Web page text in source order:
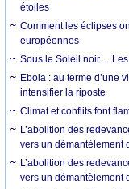
étoiles
Comment les éclipses
européennes
Sous le Soleil noir… Les
Ebola : au terme d’une
intensifier la riposte
Climat et conflits font
L’abolition des
vers un démantèlement
L’abolition des
vers un démantèlement